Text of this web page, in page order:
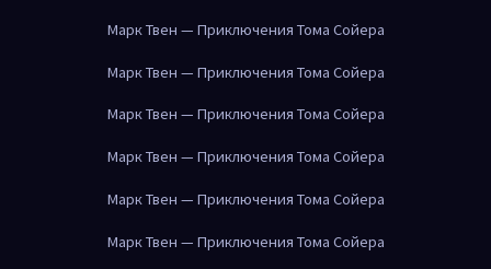
Марк Твен — Приключения Тома Сойера
Марк Твен — Приключения Тома Сойера
Марк Твен — Приключения Тома Сойера
Марк Твен — Приключения Тома Сойера
Марк Твен — Приключения Тома Сойера
Марк Твен — Приключения Тома Сойера